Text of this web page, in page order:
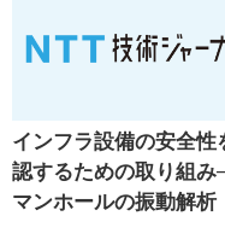
率化するツールを開発し
インフラ設備の安全性
認するための取り組
マンホールの振動解析